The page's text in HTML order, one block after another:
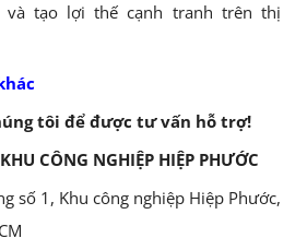
và tạo lợi thế cạnh tranh trên thị
tôi để được tư vấn hỗ trợ!
CÔNG NGHIỆP HIỆP PHƯỚC
số 1, Khu công nghiệp Hiệp Phước,